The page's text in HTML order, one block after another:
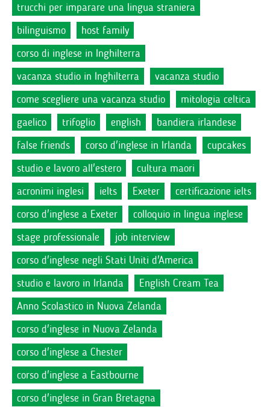
trucchi per imparare una lingua straniera
bilinguismo
host family
corso di inglese in Inghilterra
vacanza studio in Inghilterra
vacanza studio
come scegliere una vacanza studio
mitologia celtica
gaelico
trifoglio english
bandiera irlandese
false friends
corso d'inglese in Irlanda
cupcakes
studio e lavoro all'estero
cultura maori
acronimi inglesi
ielts Exeter
certificazione ielts
corso d'inglese a Exeter
colloquio in lingua inglese
stage professionale
job interview
corso d'inglese negli Stati Uniti d'America
studio e lavoro in Irlanda
English Cream Tea
Anno Scolastico in Nuova Zelanda
corso d'inglese in Nuova Zelanda
corso d'inglese a Chester
corso d'inglese a Eastbourne
corso d'inglese in Gran Bretagna